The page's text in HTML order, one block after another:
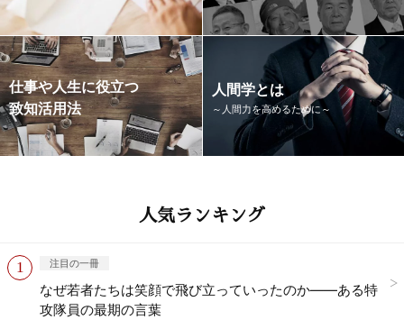
仕事や人生に役立つ
致知活用法
人間学とは
～人間力を高めるために～
人気ランキング
注目の一冊
なぜ若者たちは笑顔で飛び立っていったのか——ある特
攻隊員の最期の言葉